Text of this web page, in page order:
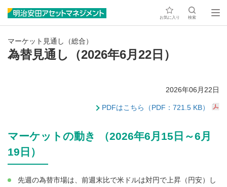
お気に入り 検索
マーケット見通し（総合）
為替見通し（2026年6月22日）
2026年06月22日
PDFはこちら（PDF：721.5 KB）
マーケットの動き （2026年6月15日～6月
19日）
先週の為替市場は、前週末比で米ドルは対円で上昇（円安）し